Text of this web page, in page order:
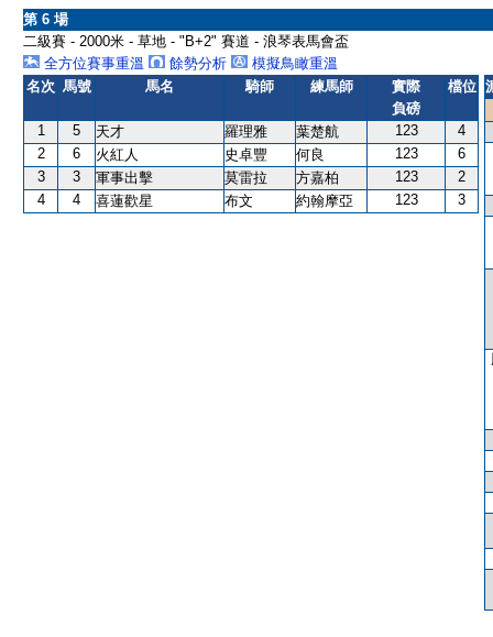
第 6 場
二級賽 - 2000米 - 草地 - "B+2" 賽道 - 浪琴表馬會盃
全方位賽事重溫
餘勢分析
模擬鳥瞰重溫
名次 馬號 馬名 騎師 練馬師
實際
負磅
檔位
1 5 天才 羅理雅 葉楚航 123
4
2
6 火紅人 史卓豐 何良 123
6
3
3 軍事出擊 莫雷拉 方嘉柏 123
2
4
4 喜蓮歡星 布文 約翰摩亞 123 3